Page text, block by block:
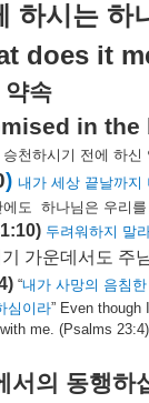
하시는 하
does it
약속
in the
승천하시기 전에 하신
) 내가 세상 끝날까지
에도 하나님은 우리를
두려워하지 말
가운데서도 주
“내가 사망의 음침한
심이라” Even
me. (Psalms 23:4)
서의 동행하